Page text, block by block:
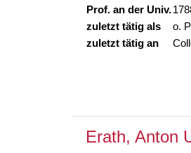
Prof. an der Univ.
zuletzt tätig als
o.
zuletzt tätig an
Erath, Anton